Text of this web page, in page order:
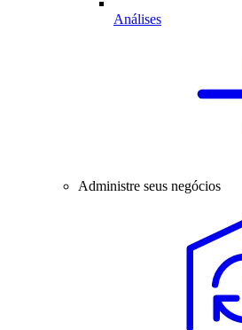
Análises
Administre seus negócios